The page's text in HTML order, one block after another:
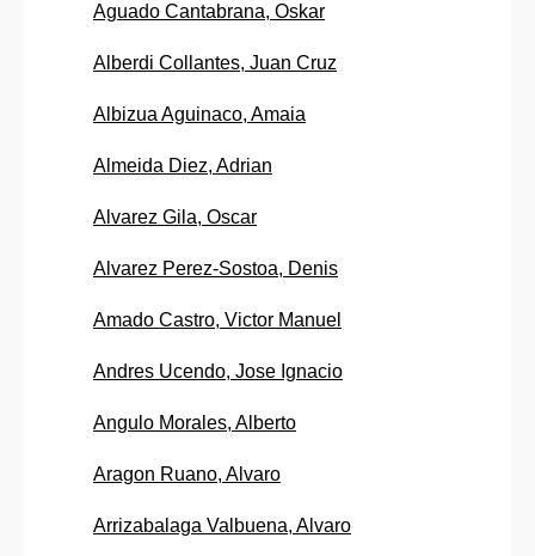
Aguado Cantabrana, Oskar
Alberdi Collantes, Juan Cruz
Albizua Aguinaco, Amaia
Almeida Diez, Adrian
Alvarez Gila, Oscar
Alvarez Perez-Sostoa, Denis
Amado Castro, Victor Manuel
Andres Ucendo, Jose Ignacio
Angulo Morales, Alberto
Aragon Ruano, Alvaro
Arrizabalaga Valbuena, Alvaro